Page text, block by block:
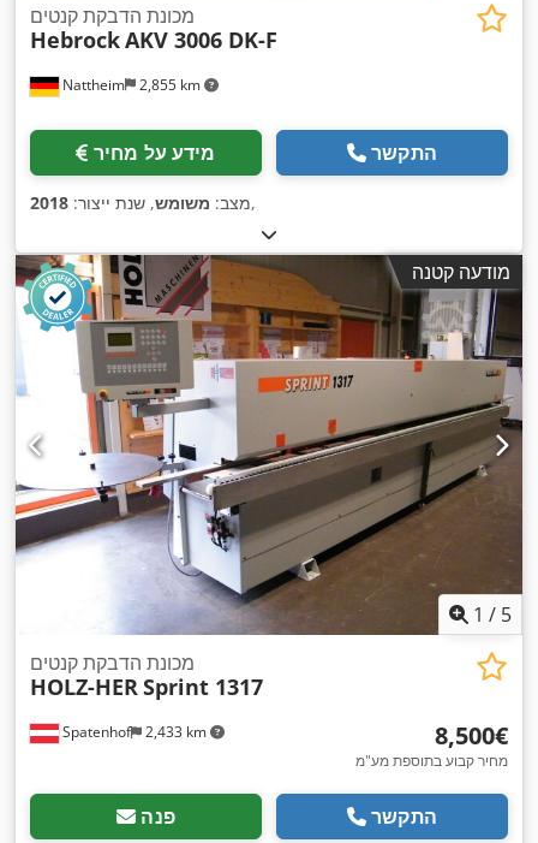
Nattheim 2,855 km
מכונת הדבקת קנטים
HebrockAKV 3006 DK-F
מידע על מחיר התקשר
מצב: משומש, שנת ייצור: 2018 ,
מודעה קטנה
1 / 5
Spatenhof 2,433 km
מכונת הדבקת קנטים
HOLZ-HERSprint 1317
‏8,500 ‏€
מחיר קבוע בתוספת מע"מ
פנה התקשר